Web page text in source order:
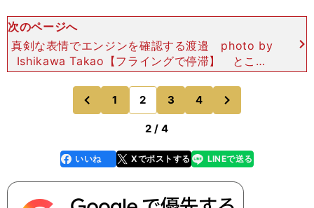
次のページへ
真剣な表情でエンジンを確認する渡邉 photo by
Ishikawa Takao【フライングで停滞】 ところ
が、その後はA級とB級を行き来する期間に突入す
る。原因はフライングだった。「最初はガ
前
のページへ
1 2 3 4
のページへ
2 / 4
faceboo
k
いいね Xでポストする
line LINEで送る